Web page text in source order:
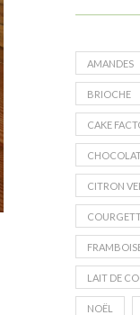
AMANDES
BRIOCHE
CAKE
CITRON
LAIT DE
NOËL